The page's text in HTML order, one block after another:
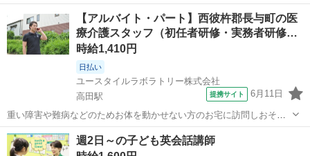
でケアする『日中の見守り訪問介護』です。もちろん直行直帰OK。
【サービス】 訪問介護（日勤） 【仕事内容】 ALSなどの難病の方
や、さまざまな障がいによりお...
西彼杵郡 長与駅 その他
【アルバイト・パート】西彼杵郡長与町の医
療介護スタッフ（初任者研修・実務者研修…
時給1,410円
日払い
ユースタイルラボラトリー株式会社
高田駅
提携サイト 6月11日
重い障害や難病などのためお体を動かせない方のお宅に訪問しおそば
でケアする『日中の見守り訪問介護』です。もちろん直行直帰OK。
【サービス】 訪問介護（日勤） 【仕事内容】 ご高齢やさまざまな障
長崎 西彼杵郡 高田駅 介護
週2日～の子ども英会話講師